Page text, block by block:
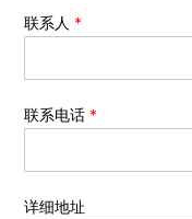
联系人 *
联系电话 *
详细地址